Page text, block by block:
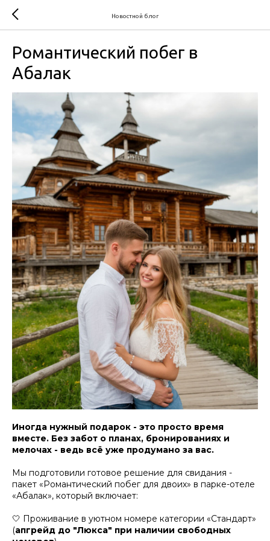
Новостной блог
Романтический побег в
Абалак
Иногда нужный подарок - это просто время
вместе. Без забот о планах, бронированиях и
мелочах - ведь всё уже продумано за вас.
Мы подготовили готовое решение для свидания -
пакет «Романтический побег для двоих» в парке-отеле
«Абалак», который включает:
🤍 Проживание в уютном номере категории «Стандарт»
(апгрейд до "Люкса" при наличии свободных